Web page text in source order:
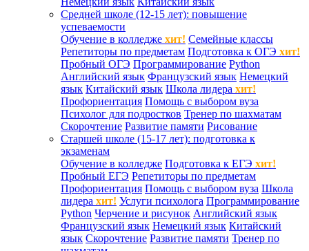
Средней школе (12-15 лет): повышение
успеваемости
Обучение в колледже хит! Семейные классы
Репетиторы по предметам Подготовка к ОГЭ хит!
Пробный ОГЭ Программирование Python
Английский язык Французский язык Немецкий
язык Китайский язык Школа лидера хит!
Профориентация Помощь с выбором вуза
Психолог для подростков Тренер по шахматам
Скорочтение Развитие памяти Рисование
Старшей школе (15-17 лет): подготовка к
экзаменам
Обучение в колледже Подготовка к ЕГЭ хит!
Пробный ЕГЭ Репетиторы по предметам
Профориентация Помощь с выбором вуза Школа
лидера хит! Услуги психолога Программирование
Python Черчение и рисунок Английский язык
Французский язык Немецкий язык Китайский
язык Скорочтение Развитие памяти Тренер по